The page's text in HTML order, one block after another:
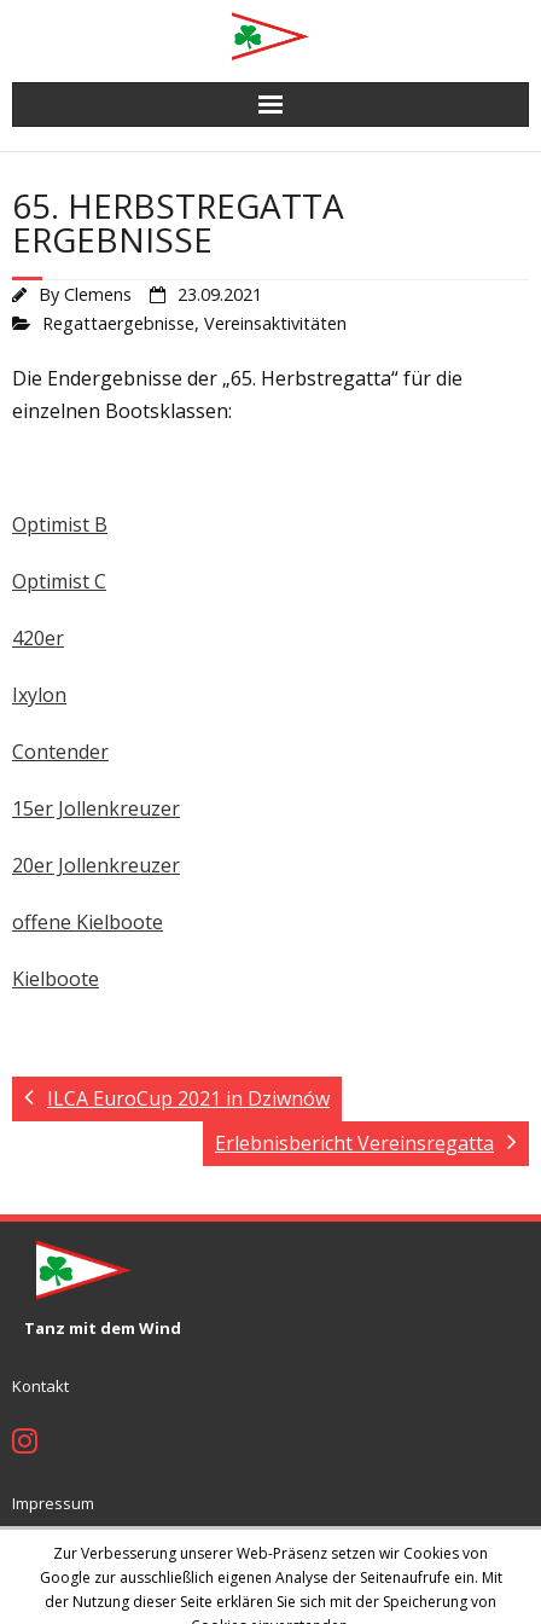
content
65. HERBSTREGATTA
ERGEBNISSE
By Clemens
23.09.2021
Regattaergebnisse, Vereinsaktivitäten
Die Endergebnisse der „65. Herbstregatta“ für die
einzelnen Bootsklassen:
Optimist B
Optimist C
420er
Ixylon
Contender
15er Jollenkreuzer
20er Jollenkreuzer
offene Kielboote
Kielboote
ILCA EuroCup 2021 in Dziwnów
Erlebnisbericht Vereinsregatta
Tanz mit dem Wind
Kontakt
Impressum
Jugendschutzkonzept
Datenschutz
Archiv
Zur Verbesserung unserer Web-Präsenz setzen wir Cookies von
Google zur ausschließlich eigenen Analyse der Seitenaufrufe ein. Mit
der Nutzung dieser Seite erklären Sie sich mit der Speicherung von